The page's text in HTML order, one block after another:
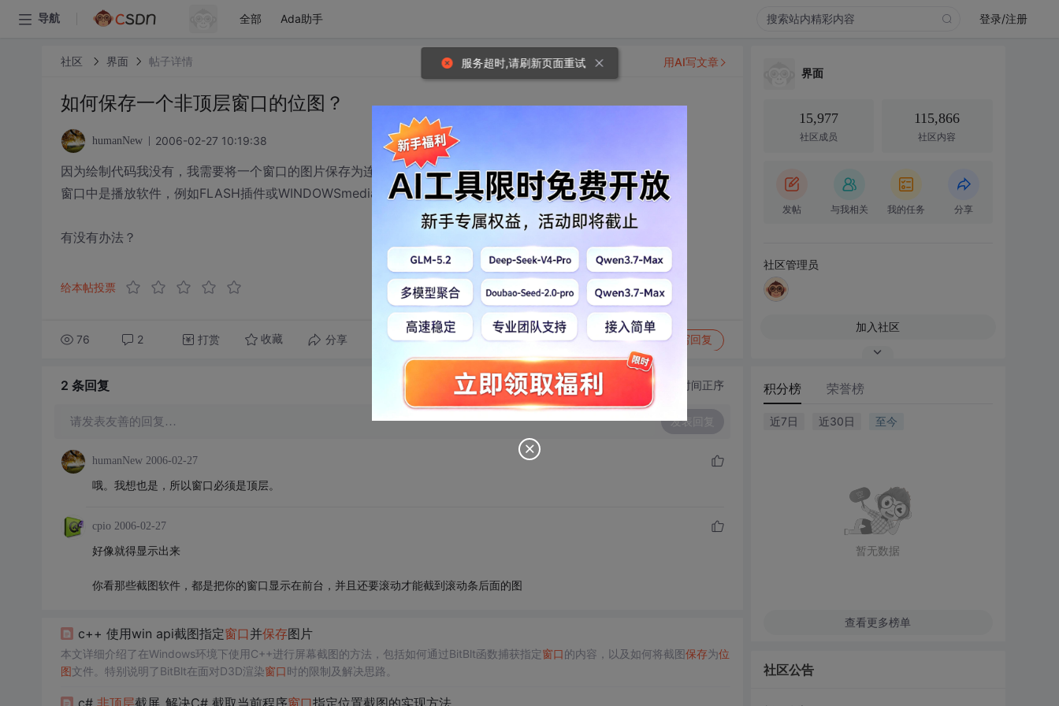
导航 全部 Ada助手 登录/注册
社区 界面 帖子详情
如何保存一个非顶层窗口的位图？
humanNew 2006-02-27 10:19:38
因为绘制代码我没有，我需要将一个窗口的图片保存为连续的一幅幅位图。
窗口中是播放软件，例如FLASH插件或WINDOWSmedia之类的。
有没有办法？
给本帖投票
76 2 打赏 收藏 分享 转发到动态 举报 写回复
用AI写文章
2 条回复 切换为时间正序
请发表友善的回复… 发表回复
humanNew 2006-02-27
哦。我想也是，所以窗口必须是顶层。
cpio 2006-02-27
好像就得显示出来
你看那些截图软件，都是把你的窗口显示在前台，并且还要滚动才能截到滚动条后面的图
c++ 使用win api截图指定窗口 并保存图片
本文详细介绍了在Windows环境下使用C++进行屏幕截图的方法，包括如何通过BitBlt函数捕获指定窗口的内容，以及如何将截图保存为位
图文件。特别说明了BitBlt在面对D3D渲染窗口时的限制及解决思路。
c# 非顶层截屏_解决C# 截取当前程序窗口指定位置截图的实现方法
界面
15,977
社区成员
115,866
社区内容
发帖 与我相关 我的任务 分享
社区管理员
加入社区
积分榜 荣誉榜
近7日 近30日 至今
暂无数据
查看更多榜单
社区公告
服务超时,请刷新页面重试